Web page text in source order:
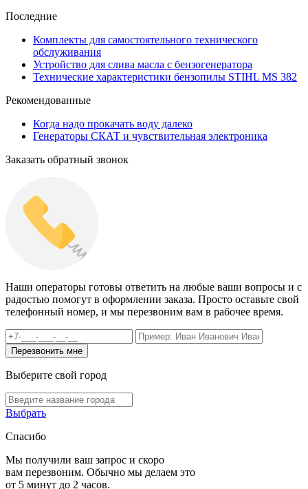
Последние
Комплекты для самостоятельного технического
обслуживания
Устройство для слива масла с бензогенератора
Технические характеристики бензопилы STIHL MS 382
Рекомендованные
Когда надо прокачать воду далеко
Генераторы СКАТ и чувствительная электроника
Заказать обратный звонок
Наши операторы готовы ответить на любые ваши вопросы и с
радостью помогут в оформлении заказа. Просто оставьте свой
телефонный номер, и мы перезвоним вам в рабочее время.
Выберите свой город
Выбрать
Спасибо
Мы получили ваш запрос и скоро
вам перезвоним. Обычно мы делаем это
от 5 минут до 2 часов.